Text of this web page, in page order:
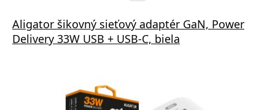
Aligator šikovný sieťový adaptér GaN, Power
Delivery 33W USB + USB-C, biela